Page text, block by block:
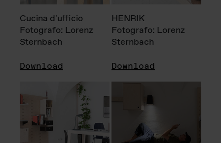
Cucina d'ufficio
Fotografo: Lorenz
Sternbach
Download
HENRIK
Fotografo: Lorenz
Sternbach
Download